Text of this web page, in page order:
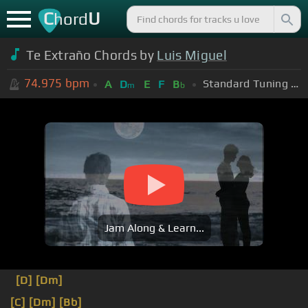
ChordU
Te Extraño Chords by Luis Miguel
74.975 bpm A Dm E F Bb Standard Tuning (EADGBE)
Jam Along & Learn...
[D] [Dm]
[C] [Dm] [Bb]